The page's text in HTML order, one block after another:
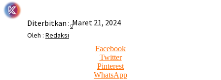
Oleh : Redaksi
0
Diterbitkan : Maret 21, 2024
Facebook
Twitter
Pinterest
WhatsApp